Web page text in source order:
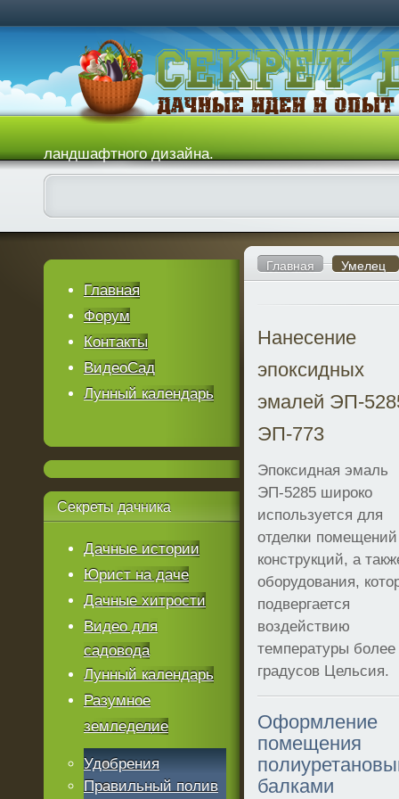
ландшафтного дизайна.
Главная Умелец
Нанесение
эпоксидных
эмалей ЭП-
ЭП-773
Эпоксидная эмаль
ЭП-5285 широко
используется для
отделки
конструкций, а
оборудования,
подвергается
воздействию
температуры более
градусов Цельсия.
Оформление
помещения
балками
Главная
Форум
Контакты
ВидеоСад
Лунный календарь
Секреты дачника
Дачные истории
Юрист на даче
Дачные хитрости
Видео для
садовода
Лунный календарь
Разумное
земледелие
Удобрения
Правильный полив